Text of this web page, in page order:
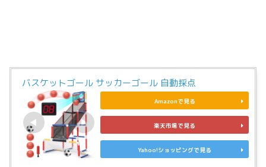
バスケットゴール サッカーゴール 自動採点
Amazonで見る
楽天市場で見る
Yahoo!ショッピングで見る